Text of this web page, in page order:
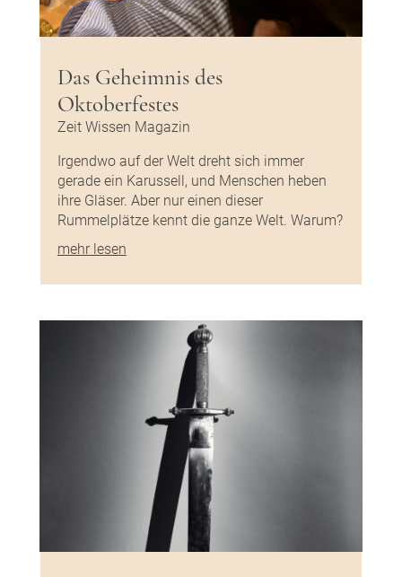
Das Geheimnis des
Oktoberfestes
Zeit Wissen Magazin
Irgendwo auf der Welt dreht sich immer
gerade ein Karussell, und Menschen heben
ihre Gläser. Aber nur einen dieser
Rummelplätze kennt die ganze Welt. Warum?
mehr lesen